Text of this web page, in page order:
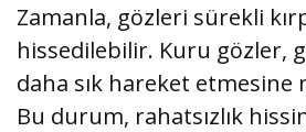
Zamanla, gözleri sürekli
hissedilebilir. Kuru gözler,
daha sık hareket etmesine
Bu durum, rahatsızlık